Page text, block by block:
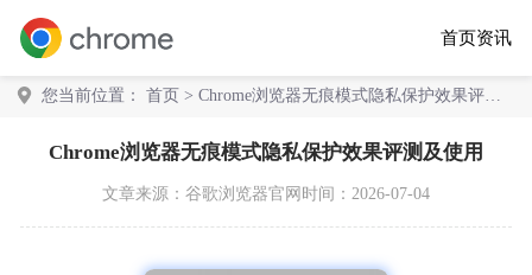
首页资讯
您当前位置： 首页 > Chrome浏览器无痕模式隐私保护效果评测
Chrome浏览器无痕模式隐私保护效果评测及使用
文章来源： 谷歌浏览器官网 时间：2026-07-04